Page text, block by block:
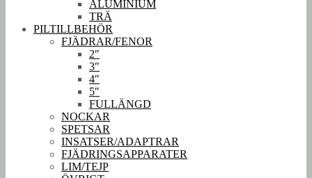
ALUMINIUM
TRÄ
PILTILLBEHÖR
FJÄDRAR/FENOR
2″
3″
4″
5″
FULLÄNGD
NOCKAR
SPETSAR
INSATSER/ADAPTRAR
FJÄDRINGSAPPARATER
LIM/TEJP